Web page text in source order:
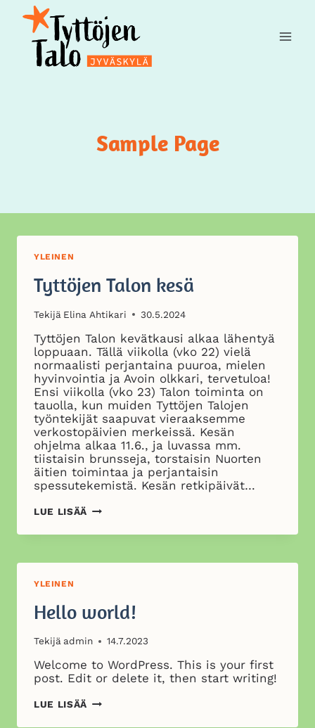
sisältöön
Sample Page
YLEINEN
Tyttöjen Talon kesä
Tekijä Elina Ahtikari 30.5.2024
Tyttöjen Talon kevätkausi alkaa lähentyä
loppuaan. Tällä viikolla (vko 22) vielä
normaalisti perjantaina puuroa, mielen
hyvinvointia ja Avoin olkkari, tervetuloa!
Ensi viikolla (vko 23) Talon toiminta on
tauolla, kun muiden Tyttöjen Talojen
työntekijät saapuvat vieraaksemme
verkostopäivien merkeissä. Kesän
ohjelma alkaa 11.6., ja luvassa mm.
tiistaisin brunsseja, torstaisin Nuorten
äitien toimintaa ja perjantaisin
spessutekemistä. Kesän retkipäivät…
LUE LISÄÄ TYTTÖJEN
YLEINEN
Hello world!
Tekijäadmin 14.7.2023
Welcome to WordPress. This is your first
post. Edit or delete it, then start writing!
LUE LISÄÄ HELLO